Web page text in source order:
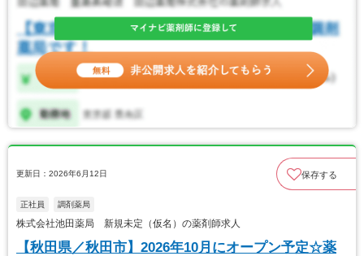
更新日：2026年6月12日 保存する
正社員 調剤薬局
株式会社池田薬局 新規未定（仮名）の薬剤師求人
【秋田県／秋田市】2026年10月にオープン予定☆薬